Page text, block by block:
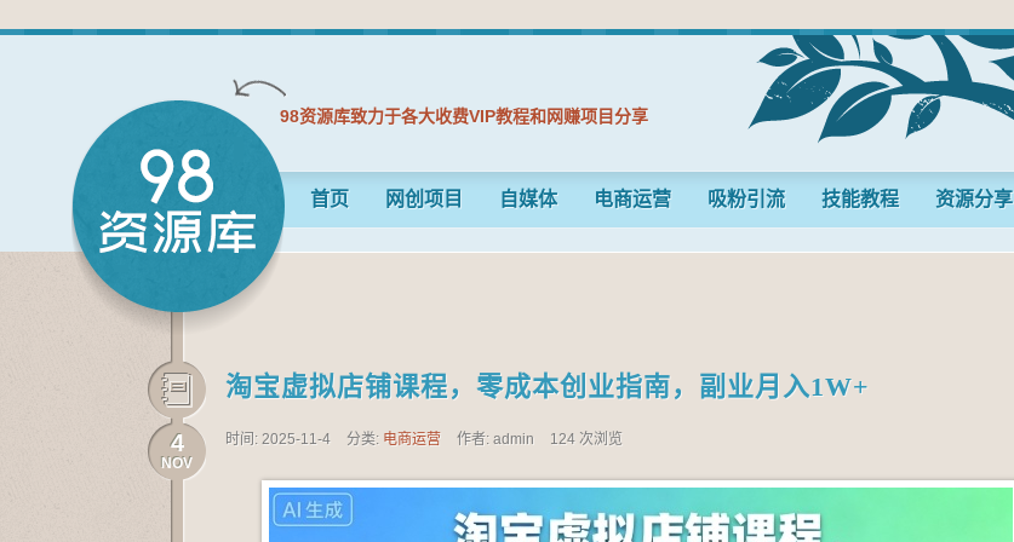
98资源库致力于各大收费VIP教程和网赚项目分享
首页 网创项目 自媒体 电商运营 吸粉引流 技能教程 资源分享
4
NOV
淘宝虚拟店铺课程，零成本创业指南，副业月入1W+
时间: 2025-11-4 分类: 电商运营 作者: admin 124 次浏览